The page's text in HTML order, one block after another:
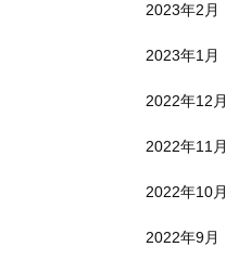
2023年2月
2023年1月
2022年12月
2022年11月
2022年10月
2022年9月